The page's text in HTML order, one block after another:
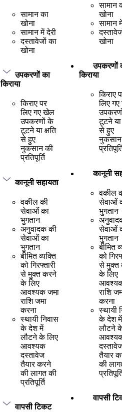
सामान का
खोना
सामान में देरी
दस्तावेजों का
खोना
उपकरणों का
किराया
किराए पर
लिए गए खेल
उपकरणों के
टूटने या क्षति
से हुए
नुकसान की
प्रतिपूर्ति
कानूनी सहायता
वकील की
सेवाओं का
भुगतान
अनुवादक की
सेवाओं का
भुगतान
बीमित व्यक्ति
को गिरफ्तारी
से मुक्त करने
के लिए
आवश्यक जमा
राशि जमा
करना
स्थायी निवास
के देश में
लौटने के लिए
आवश्यक
दस्तावेज
तैयार करने
की लागत की
प्रतिपूर्ति
वापसी टिकट
सामान
खोना
सामान
खोना
उपकरणों
किराया
किराए
लिए
टूटने या
से हुए
कानूनी
वकील
सेवाओं
भुगतान
सेवाओं
भुगतान
बीमित
को
से मुक्त
के लिए
राशि
करना
स्थायी
के देश में
लौटने
तैयार
की
वापसी